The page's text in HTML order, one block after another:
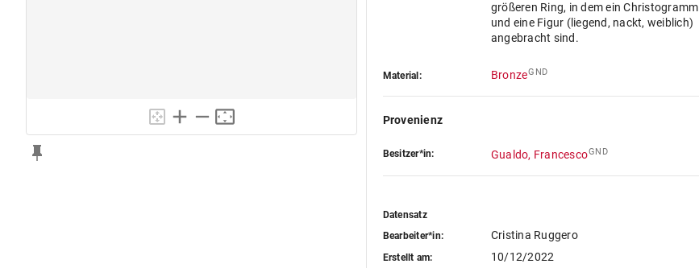
größeren Ring, in dem ein Christogramm
und eine Figur (liegend, nackt, weiblich)
angebracht sind.
Material: BronzeGND
Provenienz
Besitzer*in: Gualdo, FrancescoGND
Datensatz
Bearbeiter*in:
Cristina Ruggero
Erstellt am: 10/12/2022